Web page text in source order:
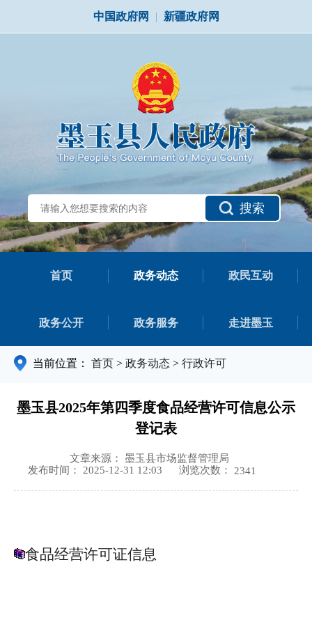
中国政府网 | 新疆政府网
搜索
首页 政务动态 政民互动
政务公开 政务服务 走进墨玉
当前位置： 首页 > 政务动态 > 行政许可
墨玉县2025年第四季度食品经营许可信息公示
登记表
文章来源： 墨玉县市场监督管理局
发布时间： 2025-12-31 12:03
浏览次数： 2341
食品经营许可证信息